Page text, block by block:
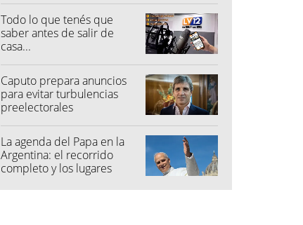
Todo lo que tenés que
saber antes de salir de
casa...
Caputo prepara anuncios
para evitar turbulencias
preelectorales
La agenda del Papa en la
Argentina: el recorrido
completo y los lugares